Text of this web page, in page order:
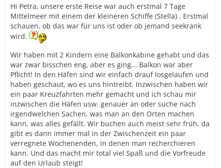
bisher schönste Reise.
Bei der 2. Fahrt wurde es schon bissl komplizierter. Das
bedenken, da nachschauen, das planen - am Ende
wurde es wirklich irgendwie "stressig".
Mein Tipp daher, vielleicht nicht alles bis ins letzte
Detail planen dann ist man auch
nicht enttäuscht wenn es anders kommt
Hi Petra, unsere erste Reise war auch erstmal 7 Tage
Mittelmeer mit einem der kleineren Schiffe (Stella) . Erstmal
schauen, ob das war für uns ist oder ob jemand seekrank
wird.
Wir haben mit 2 Kindern eine Balkonkabine gehabt und das
war zwar bisschen eng, aber es ging... Balkon war aber
Pflicht! In den Häfen sind wir einfach drauf losgelaufen und
haben geschaut, wo es uns hintreibt. Inzwischen haben wir
ein paar Kreuzfahrten mehr gemacht und ich schau mir
inzwischen die Häfen usw. genauer an oder suche nach
irgendwelchen Sachen, was man an den Orten machen
kann, was alles gefällt. Wir buchen auch meist sehr früh, da
gibt es dann immer mal in der Zwischenzeit ein paar
verregnete Wochenenden, in denen man recherchieren
kann. Und das macht mir total viel Spaß und die Vorfreude
auf den Urlaub steigt!